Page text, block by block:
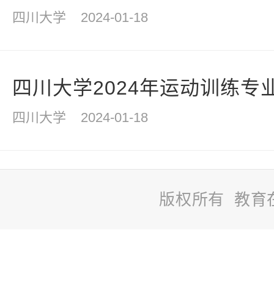
四川大学 2024-01-18
四川大学2024年运动训练专
四川大学 2024-01-18
版权所有 教育